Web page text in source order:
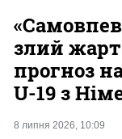
злий
прогноз
U-19 з
8 липня 2026, 10:09